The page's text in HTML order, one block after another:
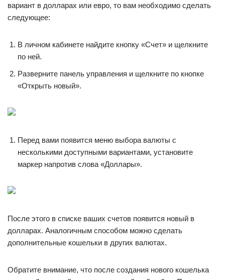
вариант в долларах или евро, то вам необходимо сделать
следующее:
В личном кабинете найдите кнопку «Счет» и щелкните
по ней.
Разверните панель управления и щелкните по кнопке
«Открыть новый».
Перед вами появится меню выбора валюты с
несколькими доступными вариантами, установите
маркер напротив слова «Доллары».
После этого в списке ваших счетов появится новый в
долларах. Аналогичным способом можно сделать
дополнительные кошельки в других валютах.
Обратите внимание, что после создания нового кошелька